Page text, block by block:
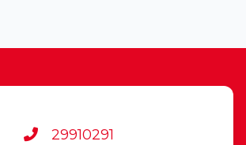
29910291